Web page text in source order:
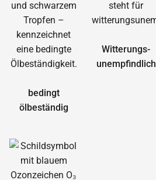
bedingt
ölbeständig
Witterungs­
unempfindlich